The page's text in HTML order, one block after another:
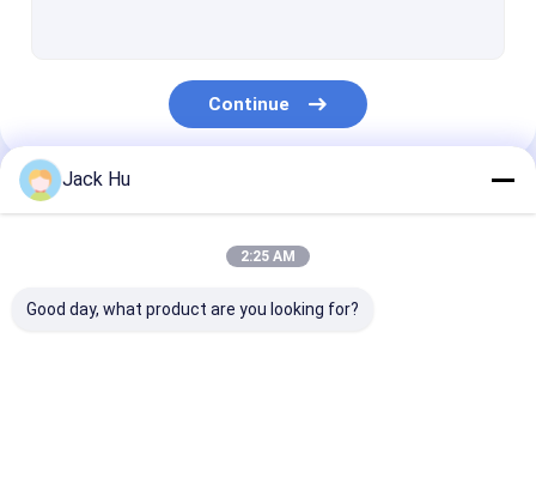
Caminhão de serviço de banheiro
Ônibus do passageiro do aeroporto
Continue
Nossas Categorias
Jack Hu
2:25 AM
Good day, what product are you looking for?